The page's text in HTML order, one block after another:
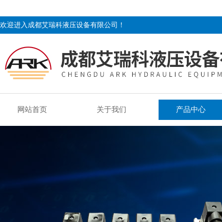
欢迎进入成都艾瑞科液压设备有限公司！
网站首页 关于我们 产品中心